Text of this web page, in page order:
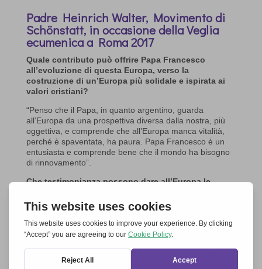
Padre Heinrich Walter, Movimento di
Schönstatt, in occasione della Veglia
ecumenica a Roma 2017
Quale contributo può offrire Papa Francesco
all’evoluzione di questa Europa, verso la
costruzione di un’Europa più solidale e ispirata ai
valori cristiani?
“Penso che il Papa, in quanto argentino, guarda
all’Europa da una prospettiva diversa dalla nostra, più
oggettiva, e comprende che all’Europa manca vitalità,
perché è spaventata, ha paura. Papa Francesco è un
entusiasta e comprende bene che il mondo ha bisogno
di rinnovamento”.
Che testimonianza possono dare all’Europa le
“In questa Europa in crisi manca la libertà per ciascun
Paese di collaborare secondo le proprie possibilità.
Alcuni Paesi però subiscono una pressione eccessiva a
una alleanza fra i Paesi, perché ciascuno con libertà
possa offrire il proprio contributo”.